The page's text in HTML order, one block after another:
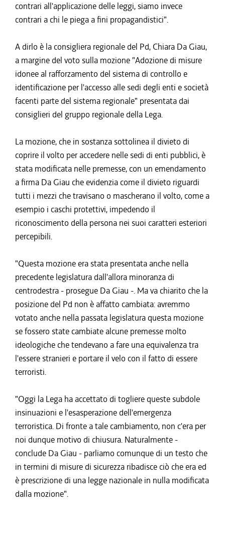
contrari all'applicazione delle leggi, siamo invece
contrari a chi le piega a fini propagandistici".
A dirlo è la consigliera regionale del Pd, Chiara Da Giau,
a margine del voto sulla mozione "Adozione di misure
idonee al rafforzamento del sistema di controllo e
identificazione per l'accesso alle sedi degli enti e società
facenti parte del sistema regionale" presentata dai
consiglieri del gruppo regionale della Lega.
La mozione, che in sostanza sottolinea il divieto di
coprire il volto per accedere nelle sedi di enti pubblici, è
stata modificata nelle premesse, con un emendamento
a firma Da Giau che evidenzia come il divieto riguardi
tutti i mezzi che travisano o mascherano il volto, come a
esempio i caschi protettivi, impedendo il
riconoscimento della persona nei suoi caratteri esteriori
percepibili.
"Questa mozione era stata presentata anche nella
precedente legislatura dall'allora minoranza di
centrodestra - prosegue Da Giau -. Ma va chiarito che la
posizione del Pd non è affatto cambiata: avremmo
votato anche nella passata legislatura questa mozione
se fossero state cambiate alcune premesse molto
ideologiche che tendevano a fare una equivalenza tra
l'essere stranieri e portare il velo con il fatto di essere
terroristi.
"Oggi la Lega ha accettato di togliere queste subdole
insinuazioni e l'esasperazione dell'emergenza
terroristica. Di fronte a tale cambiamento, non c'era per
noi dunque motivo di chiusura. Naturalmente -
conclude Da Giau - parliamo comunque di un testo che
in termini di misure di sicurezza ribadisce ciò che era ed
è prescrizione di una legge nazionale in nulla modificata
dalla mozione".